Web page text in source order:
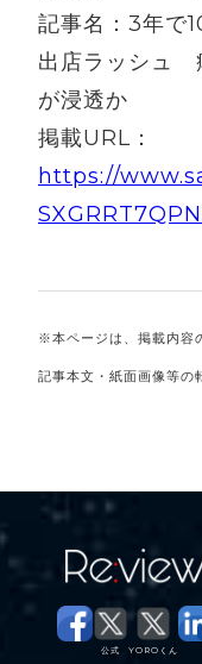
記事名：3年で
出店ラッシュ
が浸透か
掲載URL：
https://
※本ページは、掲載内容
記事本文・紙面画像等の
公式 YOROくん